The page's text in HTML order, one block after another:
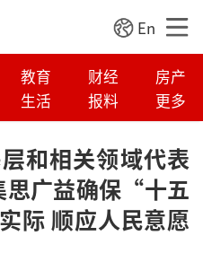
En
教育 财经
房产
生活 报料 更多
和相关领域代表
思广益确保“十五
际 顺应人民意愿